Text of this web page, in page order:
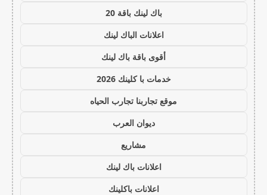
باك لينك باقة 20
اعلانات الباك لينك
أقوى باقة باك لينك
خدمات با كلينك 2026
موقع تجاربنا تجارب الحياه
ديوان العرب
مشاريع
اعلانات باك لينك
اعلانات باكلينك